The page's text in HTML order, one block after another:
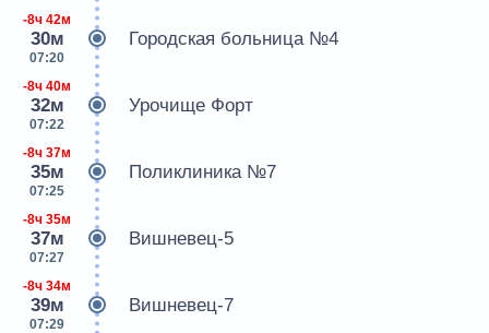
-8ч 42м
30м
07:20
Городская больница №4
-8ч 40м
32м
07:22
Урочище Форт
-8ч 37м
35м
07:25
Поликлиника №7
-8ч 35м
37м
07:27
Вишневец-5
-8ч 34м
39м
07:29
Вишневец-7